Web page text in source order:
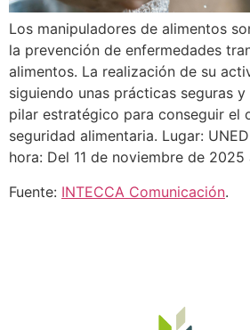
Los manipuladores de alimentos
la prevención de enfermedades
alimentos. La realización de su
siguiendo unas prácticas seguras
pilar estratégico para conseguir el
seguridad alimentaria. Lugar:
hora: Del 11 de noviembre de
Fuente: INTECCA Comunicación.